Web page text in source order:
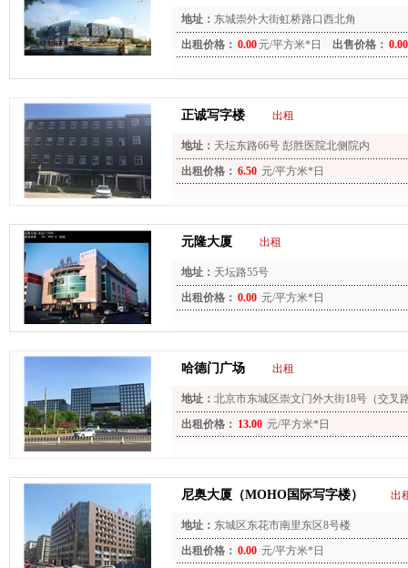
地址： 东城崇外大街虹桥路口西北角
出租价格： 0.00 元/平方米*日 出售价格： 0.00
正诚写字楼 出租
地址： 天坛东路66号 彭胜医院北侧院内
出租价格： 6.50 元/平方米*日
元隆大厦 出租
地址： 天坛路55号
出租价格： 0.00 元/平方米*日
哈德门广场 出租
地址： 北京市东城区崇文门外大街18号（交叉
出租价格： 13.00 元/平方米*日
尼奥大厦（MOHO国际写字楼） 出
地址： 东城区东花市南里东区8号楼
出租价格： 0.00 元/平方米*日